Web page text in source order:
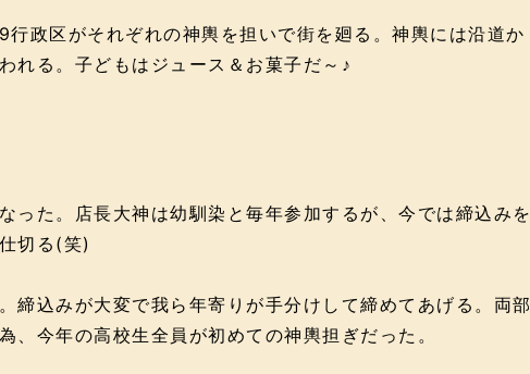
政区がそれぞれの神輿を担いで街を廻る。神輿には沿道か
れる。子どもはジュース＆お菓子だ～♪
た。店長大神は幼馴染と毎年参加するが、今では締込みを
仕切る(笑)
込みが大変で我ら年寄りが手分けして締めてあげる。両部
今年の高校生全員が初めての神輿担ぎだった。